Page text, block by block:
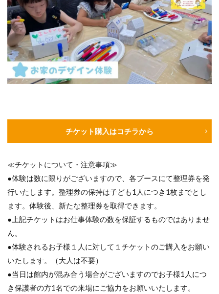
チケット購入はコチラから
≪チケットについて・注意事項≫
●体験は数に限りがございますので、各ブースにて整理券を発
行いたします。整理券の保持は子ども1人につき1枚までとし
ます。体験後、新たな整理券を取得できます。
●上記チケットはお仕事体験の数を保証するものではありませ
ん。
●体験されるお子様１人に対して１チケットのご購入をお願い
いたします。（大人は不要）
●当日は館内が混み合う場合がございますのでお子様1人につ
き保護者の方1名での来場にご協力をお願いいたします。